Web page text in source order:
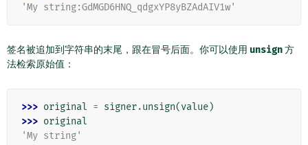
'My string:GdMGD6HNQ_qdgxYP8yBZAdAIV1w'
签名被追加到字符串的末尾，跟在冒号后面。你可以使用 unsign方
法检索原始值：
>>> original = signer.unsign(value)
>>> original
'My string'